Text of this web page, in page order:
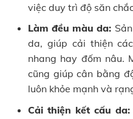
việc duy trì độ săn
Làm đều màu da:
da, giúp cải thiện
nhang hay đốm nâu.
cũng giúp cân bằng
luôn khỏe mạnh và
Cải thiện kết cấu da: